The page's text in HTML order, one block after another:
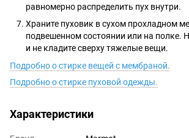
равномерно распределить пух внутри.
Храните пуховик в сухом прохладном
подвешенном состоянии или на полке.
и не кладите сверху тяжелые вещи.
Подробно о стирке вещей с мембраной.
Подробно о стирке пуховой одежды.
Характеристики